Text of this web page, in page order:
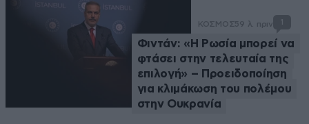
ΚΟΣΜΟΣ59 λ. πριν
Φιντάν: «Η Ρωσία μπορεί να
φτάσει στην τελευταία της
επιλογή» – Προειδοποίηση
για κλιμάκωση του πολέμου
στην Ουκρανία